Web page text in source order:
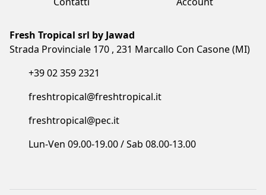
Made with love by Vuau
RESERVED. CF/P.IVA/VAT: IT05873910961 - COD. SDI: I6RSOLD - R.E.A. MB:
1852500 - REG.IMPRESE: 05873910961